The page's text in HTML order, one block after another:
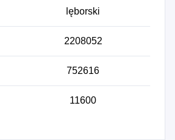
lęborski
2208052
752616
11600